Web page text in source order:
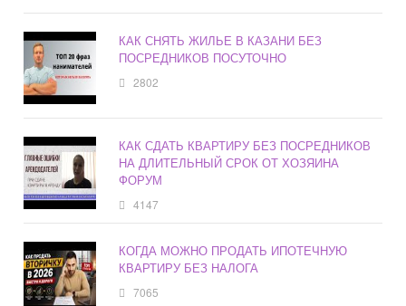
КАК СНЯТЬ ЖИЛЬЕ В КАЗАНИ БЕЗ
ПОСРЕДНИКОВ ПОСУТОЧНО
2802
КАК СДАТЬ КВАРТИРУ БЕЗ ПОСРЕДНИКОВ
НА ДЛИТЕЛЬНЫЙ СРОК ОТ ХОЗЯИНА
ФОРУМ
4147
КОГДА МОЖНО ПРОДАТЬ ИПОТЕЧНУЮ
КВАРТИРУ БЕЗ НАЛОГА
7065